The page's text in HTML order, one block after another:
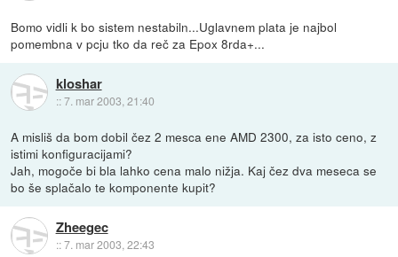
Bomo vidli k bo sistem nestabiln...Uglavnem plata je najbol
pomembna v pcju tko da reč za Epox 8rda+...
kloshar
::7. mar 2003, 21:40
A misliš da bom dobil čez 2 mesca ene AMD 2300, za isto ceno, z
istimi konfiguracijami?
Jah, mogoče bi bla lahko cena malo nižja. Kaj čez dva meseca se
bo še splačalo te komponente kupit?
Zheegec
::7. mar 2003, 22:43